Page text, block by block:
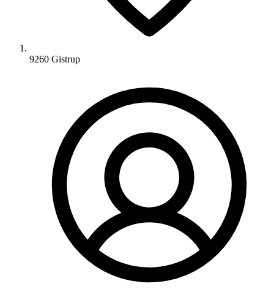
9260 Gistrup